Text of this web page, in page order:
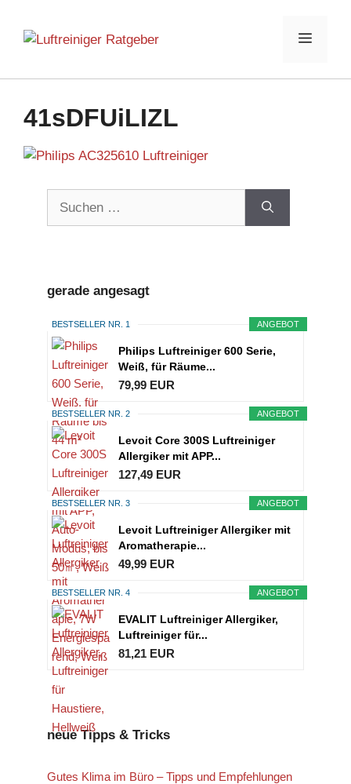
Inhalt
springen
Menü
41sDFUiLIZL
nach:
gerade angesagt
ANGEBOT
BESTSELLER NR. 1
Philips Luftreiniger 600 Serie,
Weiß, für Räume...
79,99 EUR
ANGEBOT
BESTSELLER NR. 2
Levoit Core 300S Luftreiniger
Allergiker mit APP...
127,49 EUR
ANGEBOT
BESTSELLER NR. 3
Levoit Luftreiniger Allergiker mit
Aromatherapie...
49,99 EUR
ANGEBOT
BESTSELLER NR. 4
EVALIT Luftreiniger Allergiker,
Luftreiniger für...
81,21 EUR
neue Tipps & Tricks
Gutes Klima im Büro – Tipps und Empfehlungen